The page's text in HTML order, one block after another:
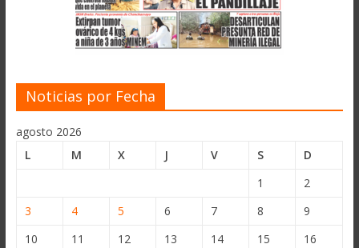
Noticias por Fecha
agosto 2026
L
M X J V S
D
1
2
3
4 5 6 7 8
9
10
11 12 13 14 15
16